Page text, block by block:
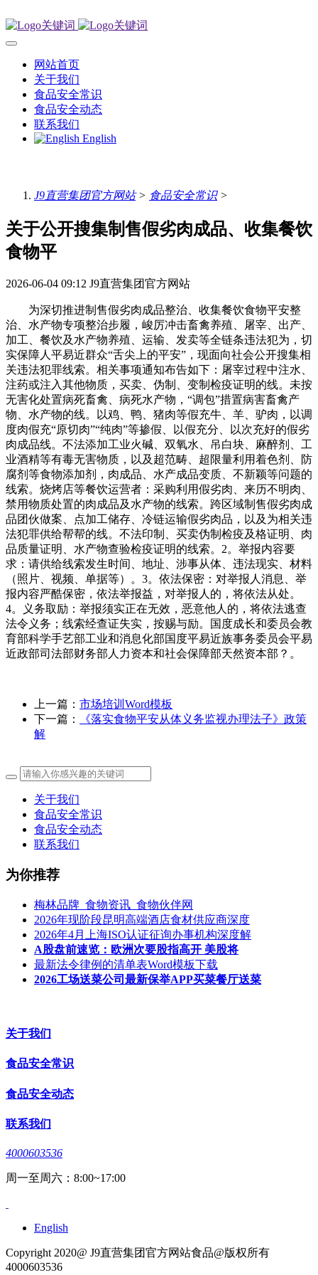
网站首页
关于我们
食品安全常识
食品安全动态
联系我们
English
J9直营集团官方网站> 食品安全常识>
关于公开搜集制售假劣肉成品、收集餐饮
食物平
2026-06-04 09:12 J9直营集团官方网站
为深切推进制售假劣肉成品整治、收集餐饮食物平安整
治、水产物专项整治步履，峻厉冲击畜禽养殖、屠宰、出产、
加工、餐饮及水产物养殖、运输、发卖等全链条违法犯为，切
实保障人平易近群众“舌尖上的平安”，现面向社会公开搜集相
关违法犯罪线索。相关事项通知布告如下：屠宰过程中注水、
注药或注入其他物质，买卖、伪制、变制检疫证明的线。未按
无害化处置病死畜禽、病死水产物，“调包”措置病害畜禽产
物、水产物的线。以鸡、鸭、猪肉等假充牛、羊、驴肉，以调
度肉假充“原切肉”“纯肉”等掺假、以假充分、以次充好的假劣
肉成品线。不法添加工业火碱、双氧水、吊白块、麻醉剂、工
业酒精等有毒无害物质，以及超范畴、超限量利用着色剂、防
腐剂等食物添加剂，肉成品、水产成品变质、不新颖等问题的
线索。烧烤店等餐饮运营者：采购利用假劣肉、来历不明肉、
禁用物质处置的肉成品及水产物的线索。跨区域制售假劣肉成
品团伙做案、点加工储存、冷链运输假劣肉品，以及为相关违
法犯罪供给帮帮的线。不法印制、买卖伪制检疫及格证明、肉
品质量证明、水产物查验检疫证明的线索。2。举报内容要
求：请供给线索发生时间、地址、涉事从体、违法现实、材料
（照片、视频、单据等）。3。依法保密：对举报人消息、举
报内容严酷保密，依法举报益，对举报人的，将依法从处。
4。义务取励：举报须实正在无效，恶意他人的，将依法逃查
法令义务；线索经查证失实，按赐与励。国度成长和委员会教
育部科学手艺部工业和消息化部国度平易近族事务委员会平易
近政部司法部财务部人力资本和社会保障部天然资本部？。
上一篇： 市场培训Word模板
下一篇：
《落实食物平安从体义务监视办理法子》政策
解
关于我们
食品安全常识
食品安全动态
联系我们
为你推荐
梅林品牌_食物资讯_食物伙伴网
2026年现阶段昆明高端酒店食材供应商深度
2026年4月上海ISO认证征询办事机构深度解
A股盘前速览：欧洲次要股指高开 美股将
最新法令律例的清单表Word模板下载
2026工场送菜公司最新保举APP买菜餐厅送菜
关于我们
食品安全常识
食品安全动态
联系我们
4000603536
周一至周六：8:00~17:00
English
Copyright 2020@ J9直营集团官方网站食品@版权所有
4000603536